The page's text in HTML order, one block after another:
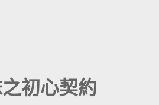
初心契約